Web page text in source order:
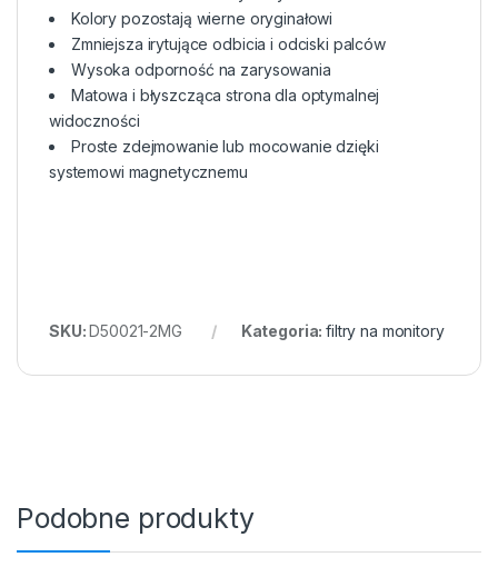
Kolory pozostają wierne oryginałowi
Zmniejsza irytujące odbicia i odciski palców
Wysoka odporność na zarysowania
Matowa i błyszcząca strona dla optymalnej
widoczności
Proste zdejmowanie lub mocowanie dzięki
systemowi magnetycznemu
SKU:D50021-2MG Kategoria:filtry na monitory
Podobne produkty